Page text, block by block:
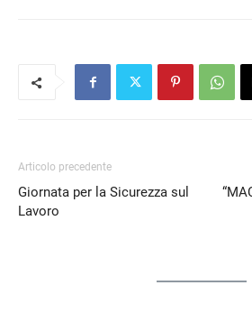
Articolo precedente
Giornata per la Sicurezza sul
Lavoro